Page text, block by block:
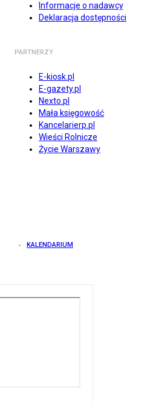
Informacje o nadawcy
Deklaracja dostępności
PARTNERZY
E-kiosk.pl
E-gazety.pl
Nexto.pl
Mała księgowość
Kancelarierp.pl
Wieści Rolnicze
Życie Warszawy
KALENDARIUM